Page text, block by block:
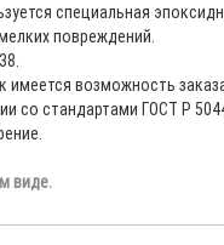
специальная
повреждений.
имеется возможность
со стандартами ГОСТ Р
виде.